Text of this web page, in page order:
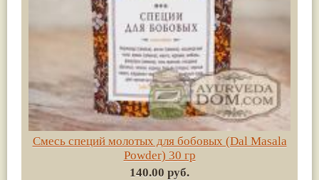
Смесь специй молотых для бобовых (Dal Masala
Powder) 30 гр
140.00 руб.